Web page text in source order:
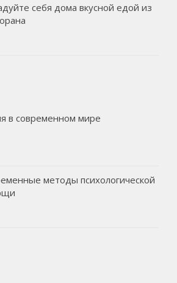
себя дома вкусной едой из
в современном мире
методы психологической